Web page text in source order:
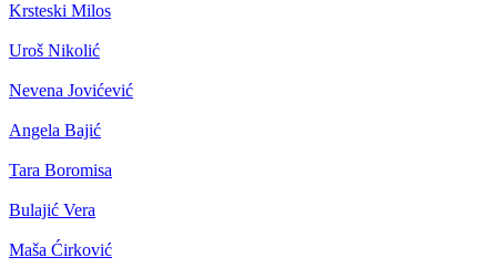
Krsteski Milos
Uroš Nikolić
Nevena Jovićević
Angela Bajić
Tara Boromisa
Bulajić Vera
Maša Ćirković